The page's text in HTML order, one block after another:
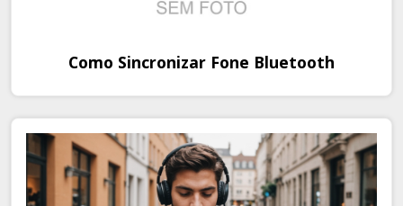
Como Sincronizar Fone Bluetooth